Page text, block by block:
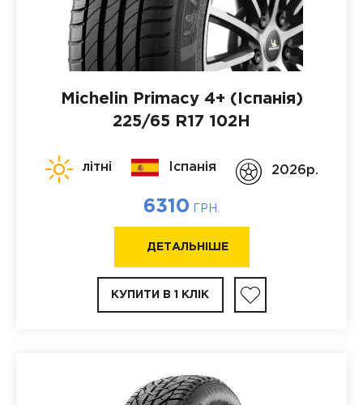
Michelin Primacy 4+ (Іспанія)
225/65 R17 102H
літні Іспанія 2026p.
6310 ГРН.
ДЕТАЛЬНІШЕ
КУПИТИ В 1 КЛІК